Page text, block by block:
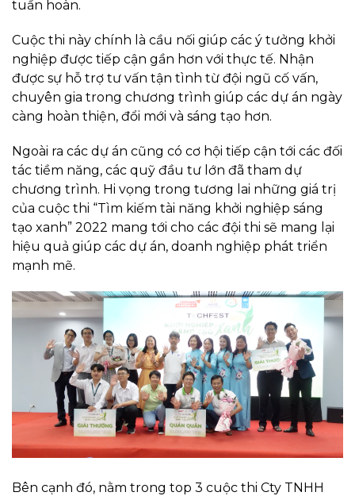
tuần hoàn.
Cuộc thi này chính là cầu nối giúp các ý tưởng khởi
nghiệp được tiếp cận gần hơn với thực tế. Nhận
được sự hỗ trợ tư vấn tận tình từ đội ngũ cố vấn,
chuyên gia trong chương trình giúp các dự án ngày
càng hoàn thiện, đổi mới và sáng tạo hơn.
Ngoài ra các dự án cũng có cơ hội tiếp cận tới các đối
tác tiềm năng, các quỹ đầu tư lớn đã tham dự
chương trình. Hi vọng trong tương lai những giá trị
của cuộc thi “Tìm kiếm tài năng khởi nghiệp sáng
tạo xanh” 2022 mang tới cho các đội thi sẽ mang lại
hiệu quả giúp các dự án, doanh nghiệp phát triển
mạnh mẽ.
Bên cạnh đó, nằm trong top 3 cuộc thi Cty TNHH